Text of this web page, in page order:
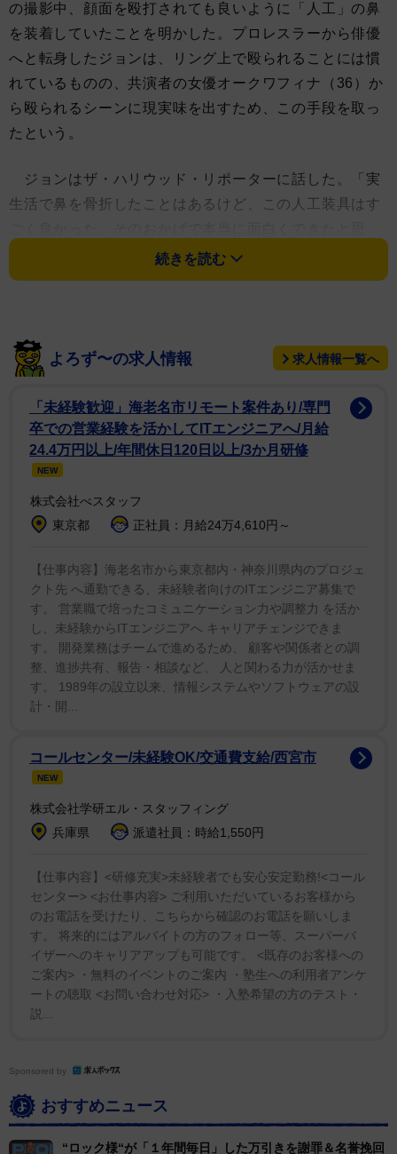
の撮影中、顔面を殴打されても良いように「人工」の鼻
を装着していたことを明かした。プロレスラーから俳優
へと転身したジョンは、リング上で殴られることには慣
れているものの、共演者の女優オークワフィナ（36）か
ら殴られるシーンに現実味を出すため、この手段を取っ
たという。
ジョンはザ・ハリウッド・リポーターに話した。「実
生活で鼻を骨折したことはあるけど、この人工装具はす
う。彼女が殴って、僕らはギャグができた。すごく良い
出来で、映画でも良いシーンになってる」
うにアドバイスしたそうで、オークワフィナはそれを見
事にやってくれたそうだ。ポール・フェイグ監督による
新作では、カリフォルニアを舞台に「グランド・ロタリ
ー」と呼ばれるくじに外れた人が当選者を日没までに殺
すことができれば、その何十億という賞金を代わりに手
にすることができるというストーリーが描かれる。
オークワフィナがくじに当たった人物、ジョンはその
続きを読む
よろず〜の求人情報 求人情報一覧へ
「未経験歓迎」海老名市リモート案件あり/専門
卒での営業経験を活かしてITエンジニアへ/月給
24.4万円以上/年間休日120日以上/3か月研修
NEW
株式会社べスタッフ
東京都
正社員：月給24万4,610円～
【仕事内容】海老名市から東京都内・神奈川県内のプロジェ
クト先 へ通勤できる、未経験者向けのITエンジニア募集で
す。 営業職で培ったコミュニケーション力や調整力 を活か
し、未経験からITエンジニアへ キャリアチェンジできま
す。 開発業務はチームで進めるため、 顧客や関係者との調
整、進捗共有、報告・相談など、 人と関わる力が活かせま
す。 1989年の設立以来、情報システムやソフトウェアの設
計・開...
コールセンター/未経験OK/交通費支給/西宮市
NEW
株式会社学研エル・スタッフィング
兵庫県
派遣社員：時給1,550円
【仕事内容】<研修充実>未経験者でも安心安定勤務!<コール
センター> <お仕事内容> ご利用いただいているお客様から
のお電話を受けたり、こちらから確認のお電話を願いしま
す。 将来的にはアルバイトの方のフォロー等、スーパーバ
イザーへのキャリアアップも可能です。 <既存のお客様への
ご案内> ・無料のイベントのご案内 ・塾生への利用者アンケ
ートの聴取 <お問い合わせ対応> ・入塾希望の方のテスト・
説...
Sponsored by
おすすめニュース
“ロック様“が「１年間毎日」した万引きを謝罪＆名誉挽回